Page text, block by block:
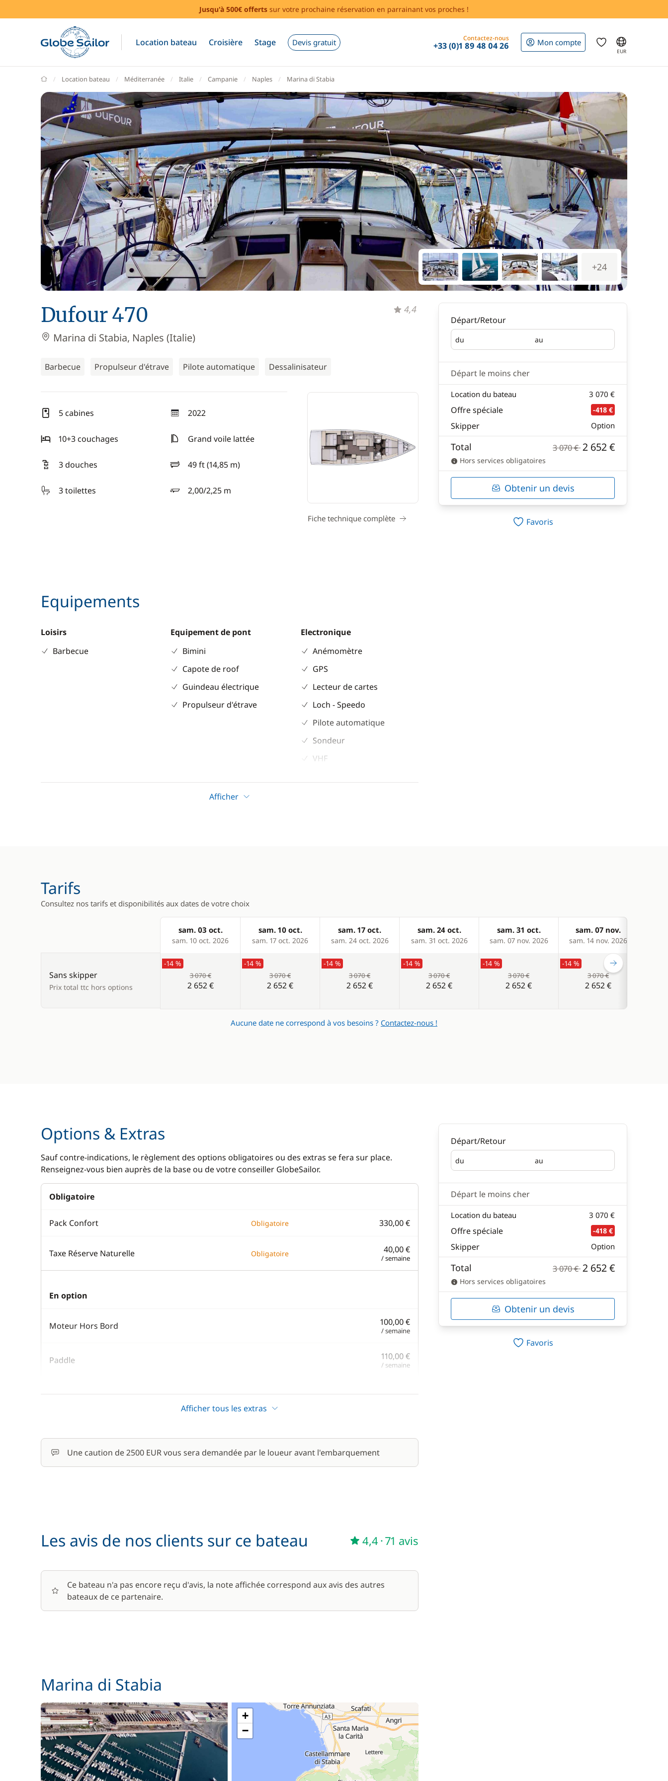
Jusqu'à 500€ offerts sur votre prochaine réservation en parrainant vos proches !
Location bateau Croisière Stage Devis gratuit Contactez-nous
+33 (0)1 89 48 04 26 Mon compte
EUR
GlobeSailor
Location bateau Méditerranée Italie Campanie Naples Marina di Stabia
+24
Dufour 470
Marina di Stabia, Naples (Italie)
Barbecue Propulseur d'étrave Pilote automatique Dessalinisateur
4,4
5 cabines 2022
année
10+3 couchages
Grand voile lattée
3 douches 49 ft (14,85 m)
longueur
3 toilettes
2,00/2,25 m
tirant d'eau
Fiche technique complète
Equipements
Loisirs
Barbecue
Equipement de pont
Bimini
Capote de roof
Guindeau électrique
Propulseur d'étrave
Electronique
Anémomètre
GPS
Lecteur de cartes
Loch - Speedo
Pilote automatique
Sondeur
VHF
Afficher
Départ/Retour
du
Départ au
Retour
Départ le moins cher
Location du bateau 3 070 €
Offre spéciale -418 €
Skipper Option
Total 3 070 €2 652 €
Hors services obligatoires
Obtenir un devis
Favoris
Tarifs
Consultez nos tarifs et disponibilités aux dates de votre choix
Products
sam. 03 oct.
sam. 10 oct. 2026
sam. 10 oct.
sam. 17 oct. 2026
sam. 17 oct.
sam. 24 oct. 2026
sam. 24 oct.
sam. 31 oct. 2026
sam. 31 oct.
sam. 07 nov. 2026
sam. 07 nov.
sam. 14 nov. 2026
Sans skipper
Prix total ttc hors options
-14 %
3 070 €
2 652 €
-14 %
3 070 €
2 652 €
-14 %
3 070 €
2 652 €
-14 %
3 070 €
2 652 €
-14 %
3 070 €
2 652 €
-14 %
3 070 €
2 652 €
Aucune date ne correspond à vos besoins ? Contactez-nous !
Options & Extras
Sauf contre-indications, le règlement des options obligatoires ou des extras se fera sur place.
Renseignez-vous bien auprès de la base ou de votre conseiller GlobeSailor.
Obligatoire
Pack Confort Obligatoire 330,00 €
Taxe Réserve Naturelle Obligatoire 40,00 €
/ semaine
En option
Moteur Hors Bord 100,00 €
/ semaine
Paddle 110,00 €
/ semaine
Serviettes
Afficher tous les extras
Une caution de 2500 EUR vous sera demandée par le loueur avant l'embarquement
Les avis de nos clients sur ce bateau 4,4·71 avis
Ce bateau n'a pas encore reçu d'avis, la note affichée correspond aux avis des autres
bateaux de ce partenaire.
Marina di Stabia
+
−
Départ/Retour
du
Départ au
Retour
Départ le moins cher
Location du bateau 3 070 €
Offre spéciale -418 €
Skipper Option
Total 3 070 €2 652 €
Hors services obligatoires
Obtenir un devis
Favoris